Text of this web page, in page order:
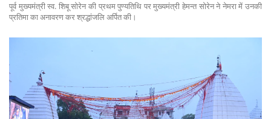
पूर्व मुख्यमंत्री स्व. शिबू सोरेन की प्रथम पुण्यतिथि पर मुख्यमंत्री हेमन्त सोरेन ने नेमरा में उनकी
प्रतिमा का अनावरण कर श्रद्धांजलि अर्पित की।